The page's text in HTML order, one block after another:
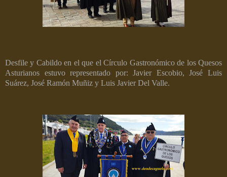
Desfile y Cabildo en el que el Círculo Gastronómico de los Quesos
Asturianos estuvo representado por: Javier Escobio, José Luis
Suárez, José Ramón Muñiz y Luis Javier Del Valle.